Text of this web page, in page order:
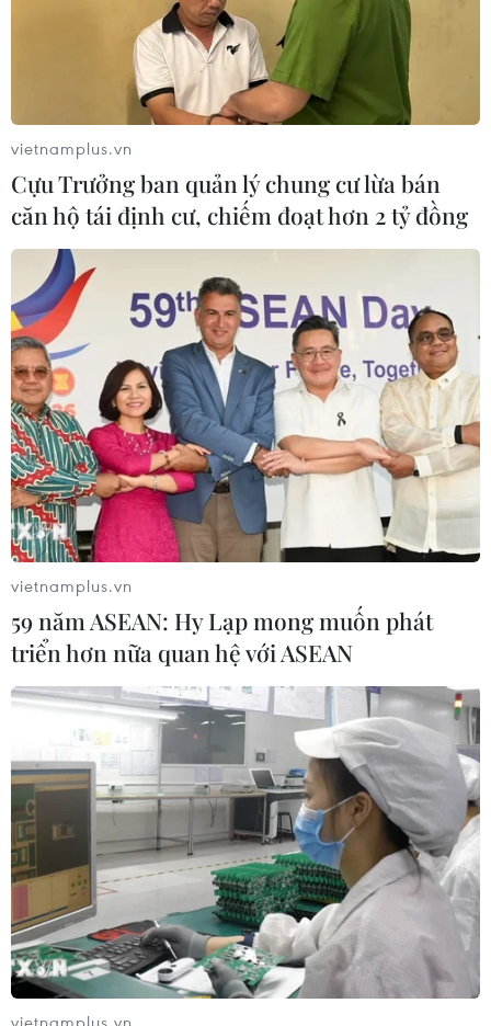
Hơn 2,1 triệu hộ thoát nghèo
nhờ tín dụng chính sách xã hội
19/07/2020 08:16
Sau 5 năm thực hiện Chỉ thị số 40-CT/TW ngày
22/11/2014 của Ban Bí thư TW Đảng khóa XI, vốn tín
dụng chính sách xã hội đã tới được 100% xã, phường
và thị trấn, giúp hàng triệu người thoát nghèo.
'Làn gió mới' Chỉ thị 40: Tạo đột phá cho
tín dụng chính sách xã hội
17/08/2020 07:21
Trong giai đoạn 2011-2015 tỷ lệ hộ nghèo giảm từ 14,2%
xuống 4,25%, tỷ lệ hộ nghèo đa chiều đã giảm từ
9,88% năm 2016 xuống còn 3,75% năm 2019.
vietnamplus.vn
Cựu Trưởng ban quản lý chung cư lừa bán
căn hộ tái định cư, chiếm đoạt hơn 2 tỷ đồng
vietnamplus.vn
59 năm ASEAN: Hy Lạp mong muốn phát
triển hơn nữa quan hệ với ASEAN
vietnamplus.vn